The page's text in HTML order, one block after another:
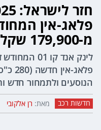
פלאג-אין
מ-179,900 שקל
לינק אנד
הנוסעים ולתמחור חדש
חדשות רכב מאת: רן אלקובי